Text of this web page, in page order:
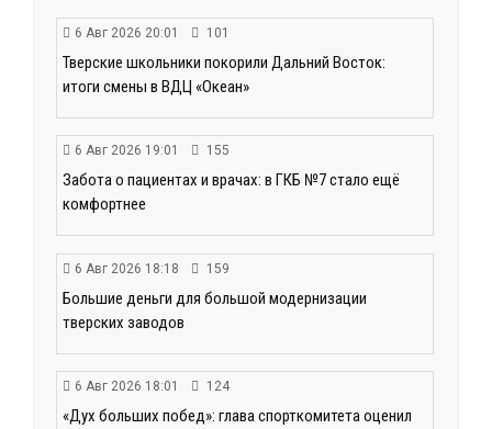
6 Авг 2026 20:01 101
Тверские школьники покорили Дальний Восток:
итоги смены в ВДЦ «Океан»
6 Авг 2026 19:01 155
Забота о пациентах и врачах: в ГКБ №7 стало ещё
комфортнее
6 Авг 2026 18:18 159
Большие деньги для большой модернизации
тверских заводов
6 Авг 2026 18:01 124
«Дух больших побед»: глава спорткомитета оценил